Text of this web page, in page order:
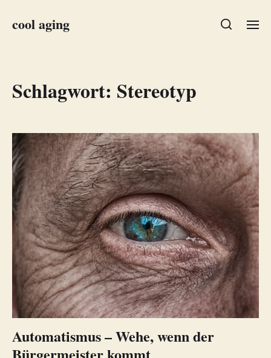
cool aging
Schlagwort: Stereotyp
Automatismus – Wehe, wenn der